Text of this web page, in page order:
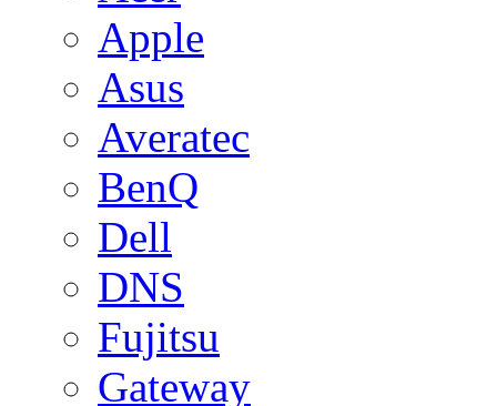
Apple
Asus
Averatec
BenQ
Dell
DNS
Fujitsu
Gateway